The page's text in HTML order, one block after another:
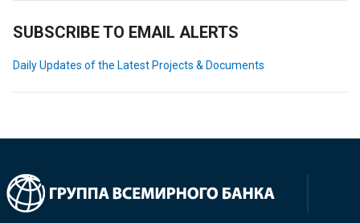
SUBSCRIBE TO EMAIL ALERTS
Daily Updates of the Latest Projects & Documents